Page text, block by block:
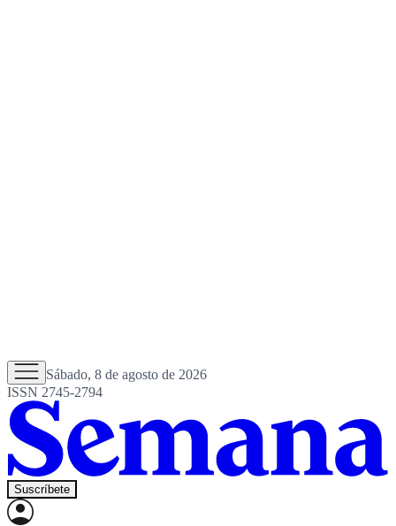
Sábado, 8 de agosto de 2026
ISSN 2745-2794
Suscríbete